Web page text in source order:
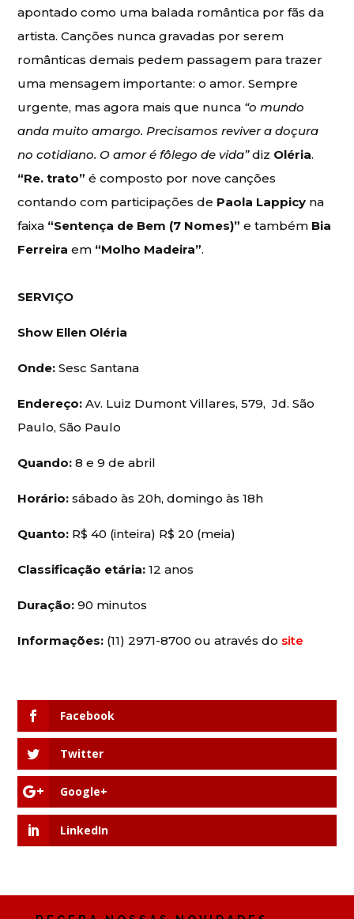
apontado como uma balada romântica por fãs da
artista. Canções nunca gravadas por serem
românticas demais pedem passagem para trazer
uma mensagem importante: o amor. Sempre
urgente, mas agora mais que nunca “o mundo
anda muito amargo. Precisamos reviver a doçura
no cotidiano. O amor é fôlego de vida”diz Oléria.
“Re. trato” é composto por nove canções
contando com participações de Paola Lappicy na
faixa “Sentença de Bem (7 Nomes)” e também Bia
Ferreira em “Molho Madeira”.
SERVIÇO
Show Ellen Oléria
Onde: Sesc Santana
Endereço: Av. Luiz Dumont Villares, 579, Jd. São
Paulo, São Paulo
Quando: 8 e 9 de abril
Horário: sábado às 20h, domingo às 18h
Quanto: R$ 40 (inteira) R$ 20 (meia)
Classificação etária: 12 anos
Duração: 90 minutos
Informações: (11) 2971-8700 ou através do site
Facebook
Twitter
Google+
LinkedIn